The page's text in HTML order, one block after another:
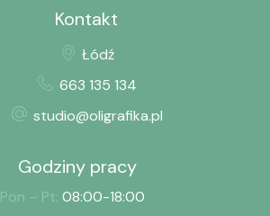
Kontakt
Łódź
663 135 134
studio@oligrafika.pl
Godziny pracy
Pon – Pt: 08:00-18:00